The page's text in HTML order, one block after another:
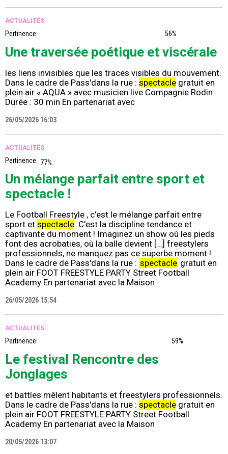
ACTUALITÉS
Pertinence: 56%
Une traversée poétique et viscérale
les liens invisibles que les traces visibles du mouvement.
Dans le cadre de Pass'dans la rue : spectacle gratuit en
plein air « AQUA » avec musicien live Compagnie Rodin
Durée : 30 min En partenariat avec
26/05/2026 16:03
ACTUALITÉS
Pertinence: 77%
Un mélange parfait entre sport et
spectacle !
Le Football Freestyle , c’est le mélange parfait entre
sport et spectacle. C'est la discipline tendance et
captivante du moment ! Imaginez un show où les pieds
font des acrobaties, où la balle devient [...] freestylers
professionnels, ne manquez pas ce superbe moment !
Dans le cadre de Pass'dans la rue : spectacle gratuit en
plein air FOOT FREESTYLE PARTY Street Football
Academy En partenariat avec la Maison
26/05/2026 15:54
ACTUALITÉS
Pertinence: 59%
Le festival Rencontre des
Jonglages
et battles mêlent habitants et freestylers professionnels.
Dans le cadre de Pass'dans la rue : spectacle gratuit en
plein air FOOT FREESTYLE PARTY Street Football
Academy En partenariat avec la Maison
20/05/2026 13:07